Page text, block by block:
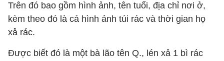
Trên đó bao gồm hình ảnh, tên tuổi, địa chỉ nơi ở,
kèm theo đó là cả hình ảnh túi rác và thời gian họ
xả rác.
Được biết đó là một bà lão tên Q., lén xả 1 bì rác